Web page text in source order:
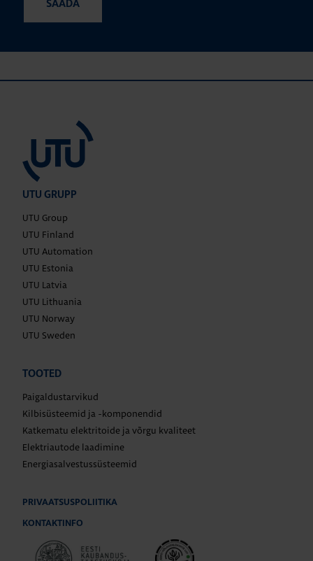
UTU GRUPP
UTU Group
UTU Finland
UTU Automation
UTU Estonia
UTU Latvia
UTU Lithuania
UTU Norway
UTU Sweden
TOOTED
Paigaldustarvikud
Kilbisüsteemid ja -komponendid
Katkematu elektritoide ja võrgu kvaliteet
Elektriautode laadimine
Energiasalvestussüsteemid
PRIVAATSUSPOLIITIKA
KONTAKTINFO